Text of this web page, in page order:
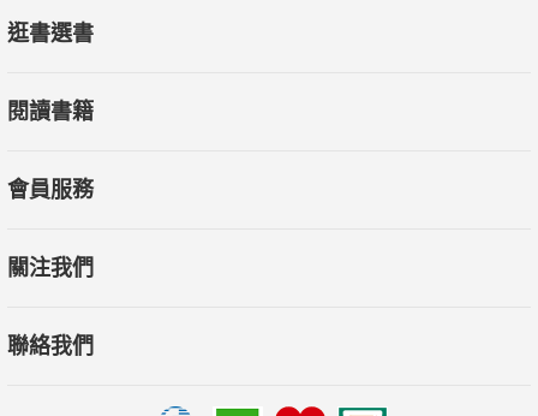
逛書選書
閱讀書籍
會員服務
關注我們
聯絡我們